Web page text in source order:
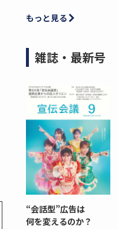
もっと見る
雑誌・最新号
“会話型”広告は
何を変えるのか？